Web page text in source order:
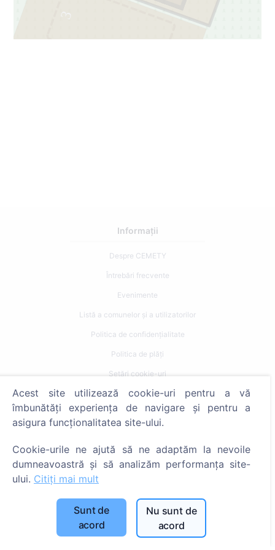
3
Informații
Despre CEMETY
Întrebări frecvente
Evenimente
Listă a comunelor și a utilizatorilor
Politica de confidențialitate
Politica de plăți
Setări cookie-uri
Caută
Caută decedați
Caută cimitire
Servicii
Contacte
SIA "CEMETY", LV40103618951
Acest site utilizează cookie-uri pentru a vă
îmbunătăți experiența de navigare și pentru a
asigura funcționalitatea site-ului.
Cookie-urile ne ajută să ne adaptăm la nevoile
dumneavoastră și să analizăm performanța site-
ului. Citiți mai mult
Sunt de
acord
Nu sunt de
acord